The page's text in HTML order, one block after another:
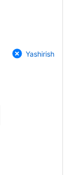
Yashirish